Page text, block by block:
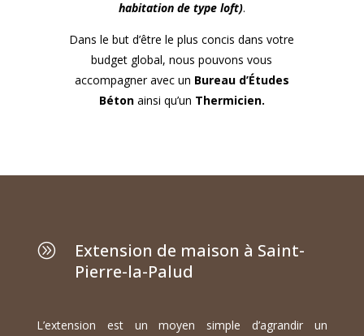
habitation de type loft).
Dans le but d’être le plus concis dans votre
budget global, nous pouvons vous
accompagner avec un Bureau d’Études
Bétonainsi qu’un Thermicien.
A
Extension de maison à Saint-
Pierre-la-Palud
L’extension est un moyen simple d’agrandir un